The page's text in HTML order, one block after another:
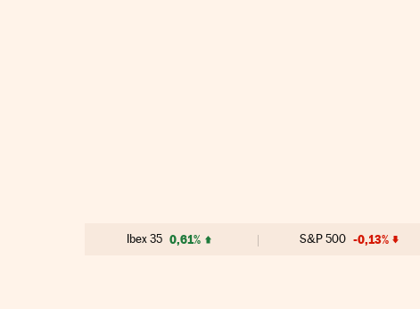
Ibex 35 0,61% S&P 500 -0,13%